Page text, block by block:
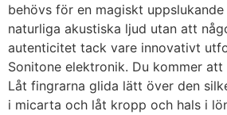
behövs för en magiskt
naturliga akustiska ljud utan att
autenticitet tack vare innovativt
Sonitone elektronik. Du kommer
Låt fingrarna glida lätt över den
i micarta och låt kropp och hals i